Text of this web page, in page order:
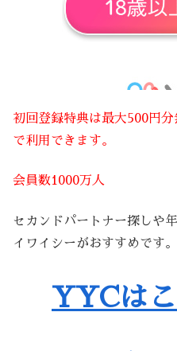
初回登録特典は最大500円
で利用できます。
会員数1000万人
セカンドパートナー探しや
イワイシーがおすすめです。
YYCは